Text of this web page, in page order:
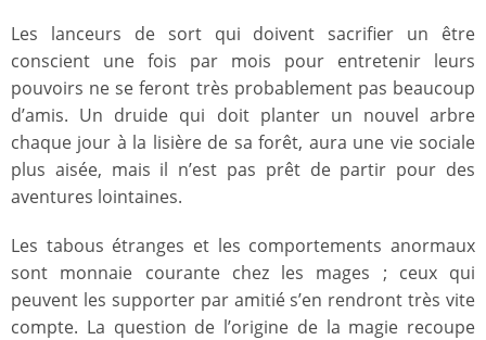
Les lanceurs de sort qui doivent sacrifier un être
conscient une fois par mois pour entretenir leurs
pouvoirs ne se feront très probablement pas beaucoup
d’amis. Un druide qui doit planter un nouvel arbre
chaque jour à la lisière de sa forêt, aura une vie sociale
plus aisée, mais il n’est pas prêt de partir pour des
aventures lointaines.
Les tabous étranges et les comportements anormaux
sont monnaie courante chez les mages ; ceux qui
peuvent les supporter par amitié s’en rendront très vite
compte. La question de l’origine de la magie recoupe